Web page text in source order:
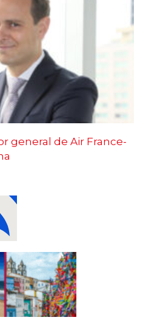
general de Air France-